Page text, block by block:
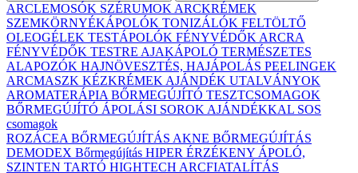
ARCLEMOSÓK SZÉRUMOK ARCKRÉMEK
SZEMKÖRNYÉKÁPOLÓK TONIZÁLÓK FELTÖLTŐ
OLEOGÉLEK TESTÁPOLÓK FÉNYVÉDŐK ARCRA
FÉNYVÉDŐK TESTRE AJAKÁPOLÓ TERMÉSZETES
ALAPOZÓK HAJNÖVESZTÉS, HAJÁPOLÁS PEELINGEK
ARCMASZK KÉZKRÉMEK AJÁNDÉK UTALVÁNYOK
AROMATERÁPIA BŐRMEGÚJÍTÓ TESZTCSOMAGOK
BŐRMEGÚJÍTÓ ÁPOLÁSI SOROK AJÁNDÉKKAL SOS
csomagok
ROZÁCEA BŐRMEGÚJÍTÁS AKNE BŐRMEGÚJÍTÁS
DEMODEX Bőrmegújítás HIPER ÉRZÉKENY ÁPOLÓ,
SZINTEN TARTÓ HIGHTECH ARCFIATALÍTÁS